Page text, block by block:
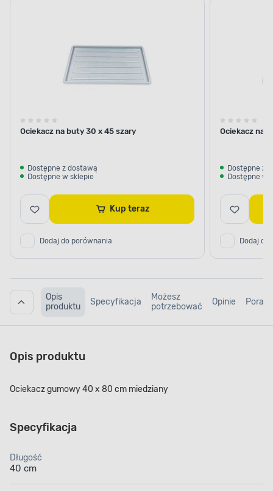
Ociekacz na buty 30 x 45 szary
Dostępne z dostawą
Dostępne w sklepie
Kup teraz
Dodaj do porównania
Ociekacz na
Dostępne z
Dostępne w
Dodaj do
Opis
produktu
Specyfikacja
Możesz
potrzebować
Opinie Porady
Opis produktu
Ociekacz gumowy 40 x 80 cm miedziany
Specyfikacja
Długość
40 cm